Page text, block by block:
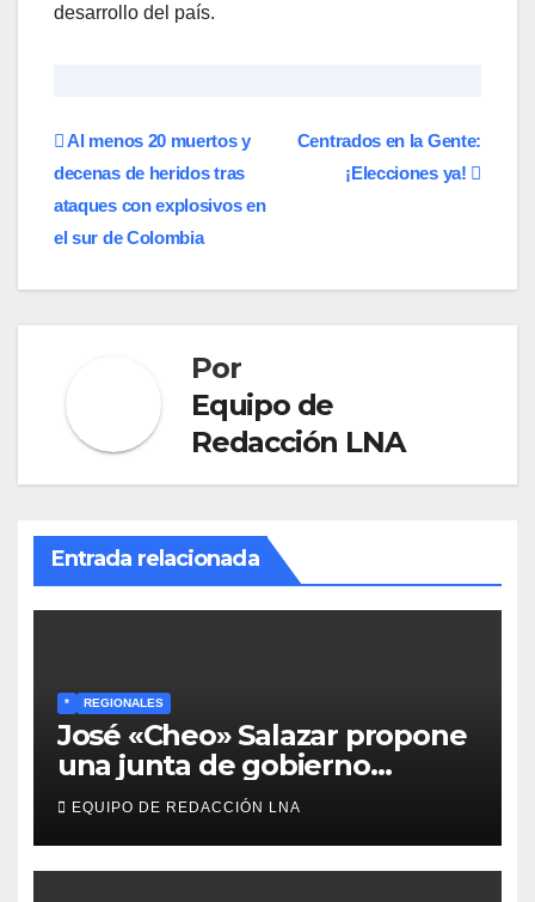
desarrollo del país.
Navegación
de
entradas
Centrados en la Gente:
¡Elecciones ya!
Al menos 20 muertos y
decenas de heridos tras
ataques con explosivos en
el sur de Colombia
Por
Equipo de
Redacción LNA
Entrada relacionada
* REGIONALES
José «Cheo» Salazar propone
una junta de gobierno
transitoria ante la crisis de
representatividad en
Venezuela
EQUIPO DE REDACCIÓN LNA